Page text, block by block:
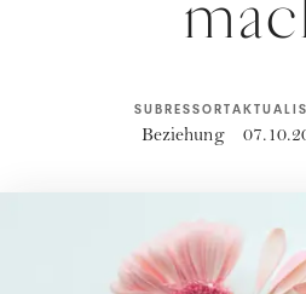
SUBRESSORT
Beziehung